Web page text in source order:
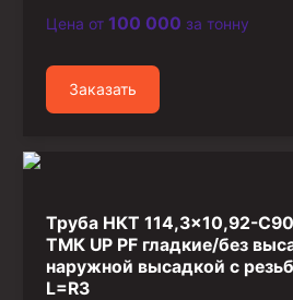
Цена от 100 000 за тонну
Заказать
Труба НКТ 114,3×10,92-
ТМК UP PF гладкие/без
наружной высадкой с
L=R3